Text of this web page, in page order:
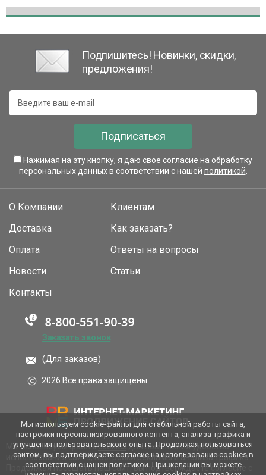
Подпишитесь! Новинки, скидки,
предложения!
Подписаться
Нажимая на эту кнопку, я даю свое согласие на обработку
персональных данных в соответствии с нашей политикой
О Компании
Доставка
Оплата
Новости
Клиентам
Как заказать?
Ответы на вопросы
Статьи
Контакты
Заказать звонок
(Для заказов)
2026 Все права защищены.
Мы используем файлыcookies для повышения удобства
использования сайта, настройки рекламы и анализа трафика.
Продолжая посещать наш сайт, вы подтверждаете согласие с
Мы используем cookie-файлы для стабильной работы сайта,
настройки персонализированного контента, анализа трафика и
улучшения пользовательского опыта. Продолжая пользоваться
сайтом, вы подтверждаете согласие на использование cookiesв
соответствии с нашей политикой. При желании вы можете